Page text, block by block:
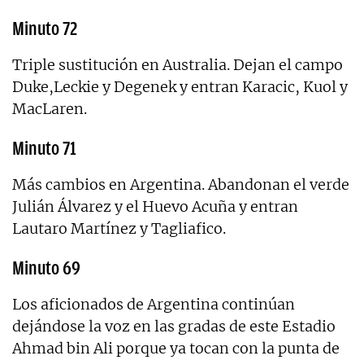
Minuto 72
Triple sustitución en Australia. Dejan el campo
Duke,Leckie y Degenek y entran Karacic, Kuol y
MacLaren.
Minuto 71
Más cambios en Argentina. Abandonan el verde
Julián Álvarez y el Huevo Acuña y entran
Lautaro Martínez y Tagliafico.
Minuto 69
Los aficionados de Argentina continúan
dejándose la voz en las gradas de este Estadio
Ahmad bin Ali porque ya tocan con la punta de